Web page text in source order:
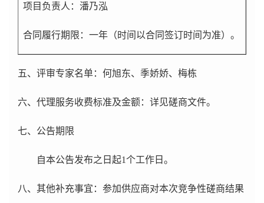
项目负责人：潘乃泓
合同履行期限： 一年（时间以合同签订时间为准）。
五、评审专家名单：何旭东、季娇娇、梅栋
六、代理服务收费标准及金额： 详见磋商文件。
七、公告期限
自本公告发布之日起1个工作日。
八、其他补充事宜： 参加供应商对本次竞争性磋商结果